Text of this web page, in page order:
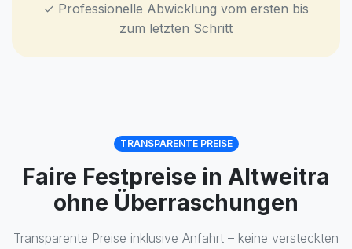
✓ Professionelle Abwicklung vom ersten bis
zum letzten Schritt
TRANSPARENTE PREISE
Faire Festpreise in Altweitra
ohne Überraschungen
Transparente Preise inklusive Anfahrt – keine versteckten